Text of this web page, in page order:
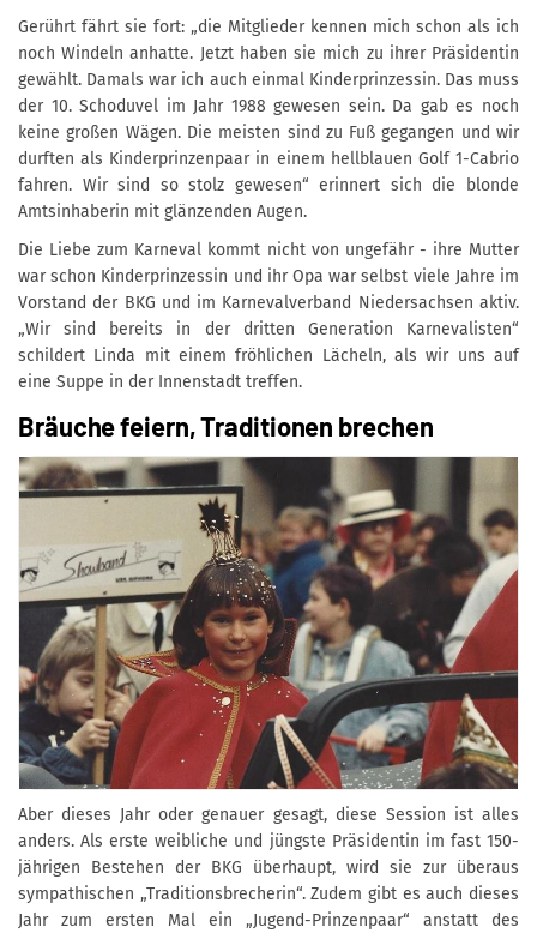
Gerührt fährt sie fort: „die Mitglieder kennen mich schon als ich
noch Windeln anhatte. Jetzt haben sie mich zu ihrer Präsidentin
gewählt. Damals war ich auch einmal Kinderprinzessin. Das muss
der 10. Schoduvel im Jahr 1988 gewesen sein. Da gab es noch
keine großen Wägen. Die meisten sind zu Fuß gegangen und wir
durften als Kinderprinzenpaar in einem hellblauen Golf 1-Cabrio
fahren. Wir sind so stolz gewesen“ erinnert sich die blonde
Amtsinhaberin mit glänzenden Augen.
Die Liebe zum Karneval kommt nicht von ungefähr - ihre Mutter
war schon Kinderprinzessin und ihr Opa war selbst viele Jahre im
Vorstand der BKG und im Karnevalverband Niedersachsen aktiv.
„Wir sind bereits in der dritten Generation Karnevalisten“
schildert Linda mit einem fröhlichen Lächeln, als wir uns auf
eine Suppe in der Innenstadt treffen.
Bräuche feiern, Traditionen brechen
Aber dieses Jahr oder genauer gesagt, diese Session ist alles
anders. Als erste weibliche und jüngste Präsidentin im fast 150-
jährigen Bestehen der BKG überhaupt, wird sie zur überaus
sympathischen „Traditionsbrecherin“. Zudem gibt es auch dieses
Jahr zum ersten Mal ein „Jugend-Prinzenpaar“ anstatt des